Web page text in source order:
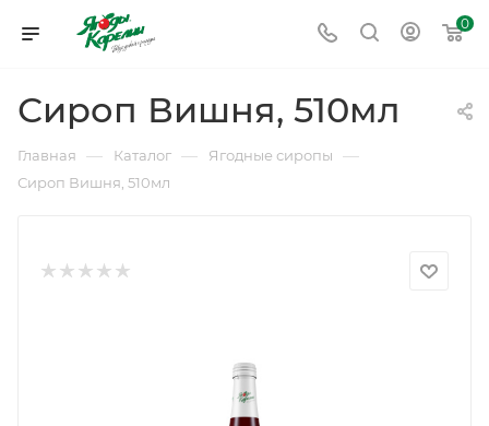
0
Сироп Вишня, 510мл
Главная — Каталог — Ягодные сиропы —
Сироп Вишня, 510мл